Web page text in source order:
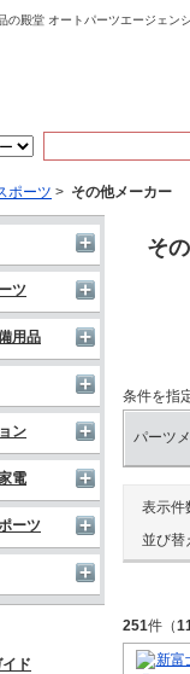
の殿堂 オートパーツエージェン
ポーツ > その他メーカー
ツ
用品
ン
電
ーツ
ド
そ
条件を指
パーツ
表示件
並び替
251件（